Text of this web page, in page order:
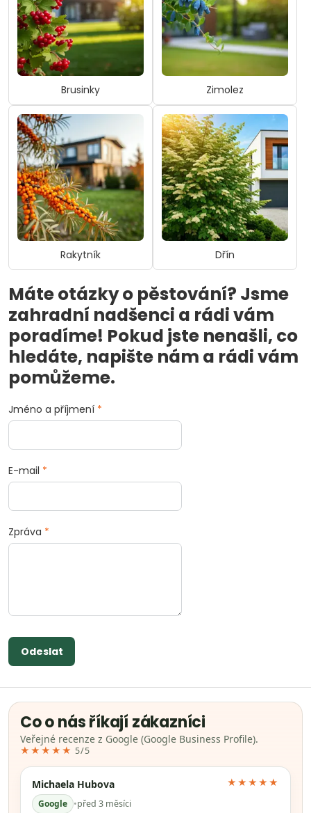
Brusinky Zimolez
Rakytník Dřín
Máte otázky o pěstování? Jsme
zahradní nadšenci a rádi vám
poradíme! Pokud jste nenašli, co
hledáte, napište nám a rádi vám
pomůžeme.
Jméno a příjmení *
E-mail *
Zpráva *
Odeslat
Co o nás říkají zákazníci
Veřejné recenze z Google (Google Business Profile).
★★★★★ 5/5
Michaela Hubova
Google •před 3 měsíci
★★★★★